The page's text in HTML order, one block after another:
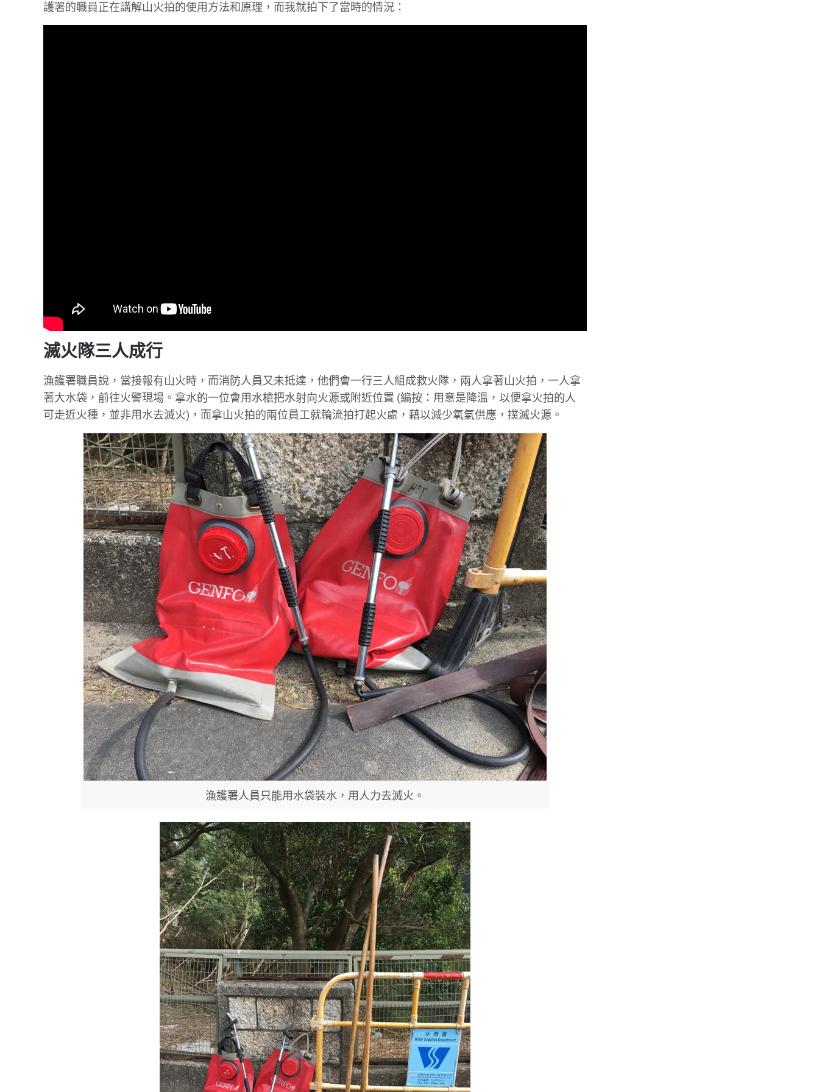
護署的職員正在講解山火拍的使用方法和原理，而我就拍下了當時的情況：
滅火隊三人成行
漁護署職員說，當接報有山火時，而消防人員又未抵達，他們會一行三人組成救火隊，兩人拿著山火拍，一人拿
著大水袋，前往火警現場。拿水的一位會用水槍把水射向火源或附近位置 (編按：用意是降溫，以便拿火拍的人
可走近火種，並非用水去滅火)，而拿山火拍的兩位員工就輪流拍打起火處，藉以減少氧氣供應，撲滅火源。
漁護署人員只能用水袋裝水，用人力去滅火。